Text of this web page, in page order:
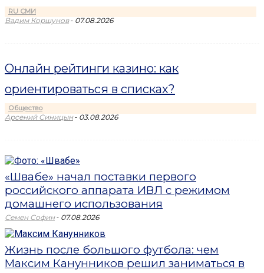
RU СМИ
Вадим Коршунов - 07.08.2026
Онлайн рейтинги казино: как
ориентироваться в списках?
Общество
Арсений Синицын - 03.08.2026
«Швабе» начал поставки первого
российского аппарата ИВЛ с режимом
домашнего использования
Семен Софин - 07.08.2026
Жизнь после большого футбола: чем
Максим Канунников решил заниматься в